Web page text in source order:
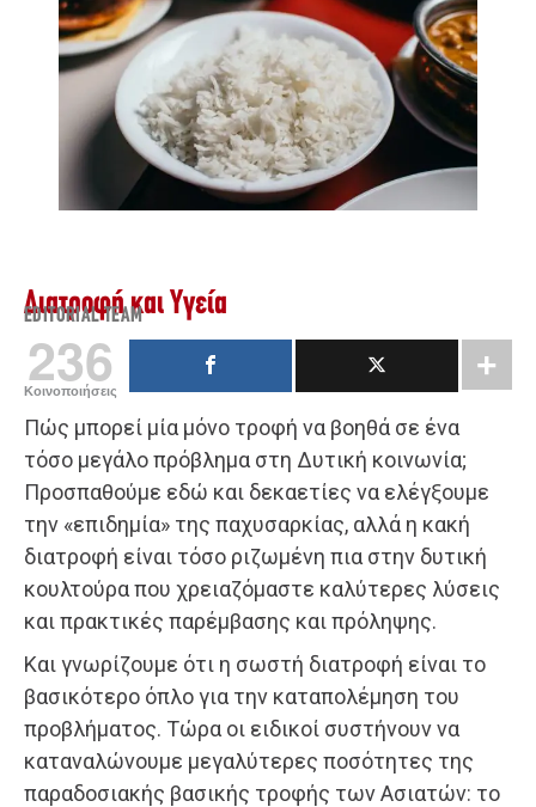
Διατροφή και Υγεία
EDITORIAL TEAM
236
Κοινοποιήσεις
Πώς μπορεί μία μόνο τροφή να βοηθά σε ένα
τόσο μεγάλο πρόβλημα στη Δυτική κοινωνία;
Προσπαθούμε εδώ και δεκαετίες να ελέγξουμε
την «επιδημία» της παχυσαρκίας, αλλά η κακή
διατροφή είναι τόσο ριζωμένη πια στην δυτική
κουλτούρα που χρειαζόμαστε καλύτερες λύσεις
και πρακτικές παρέμβασης και πρόληψης.
Και γνωρίζουμε ότι η σωστή διατροφή είναι το
βασικότερο όπλο για την καταπολέμηση του
προβλήματος. Τώρα οι ειδικοί συστήνουν να
καταναλώνουμε μεγαλύτερες ποσότητες της
παραδοσιακής βασικής τροφής των Ασιατών: το